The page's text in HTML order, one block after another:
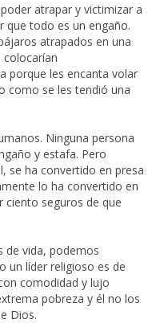
atrapar y victimizar a
que todo es un engaño.
atrapados en una
colocarían
porque les encanta volar
como se les tendió una
Ninguna persona
y estafa. Pero
se ha convertido en presa
lo ha convertido en
ciento seguros de que
de vida, podemos
un líder religioso es de
comodidad y lujo
pobreza y él no los
Dios.